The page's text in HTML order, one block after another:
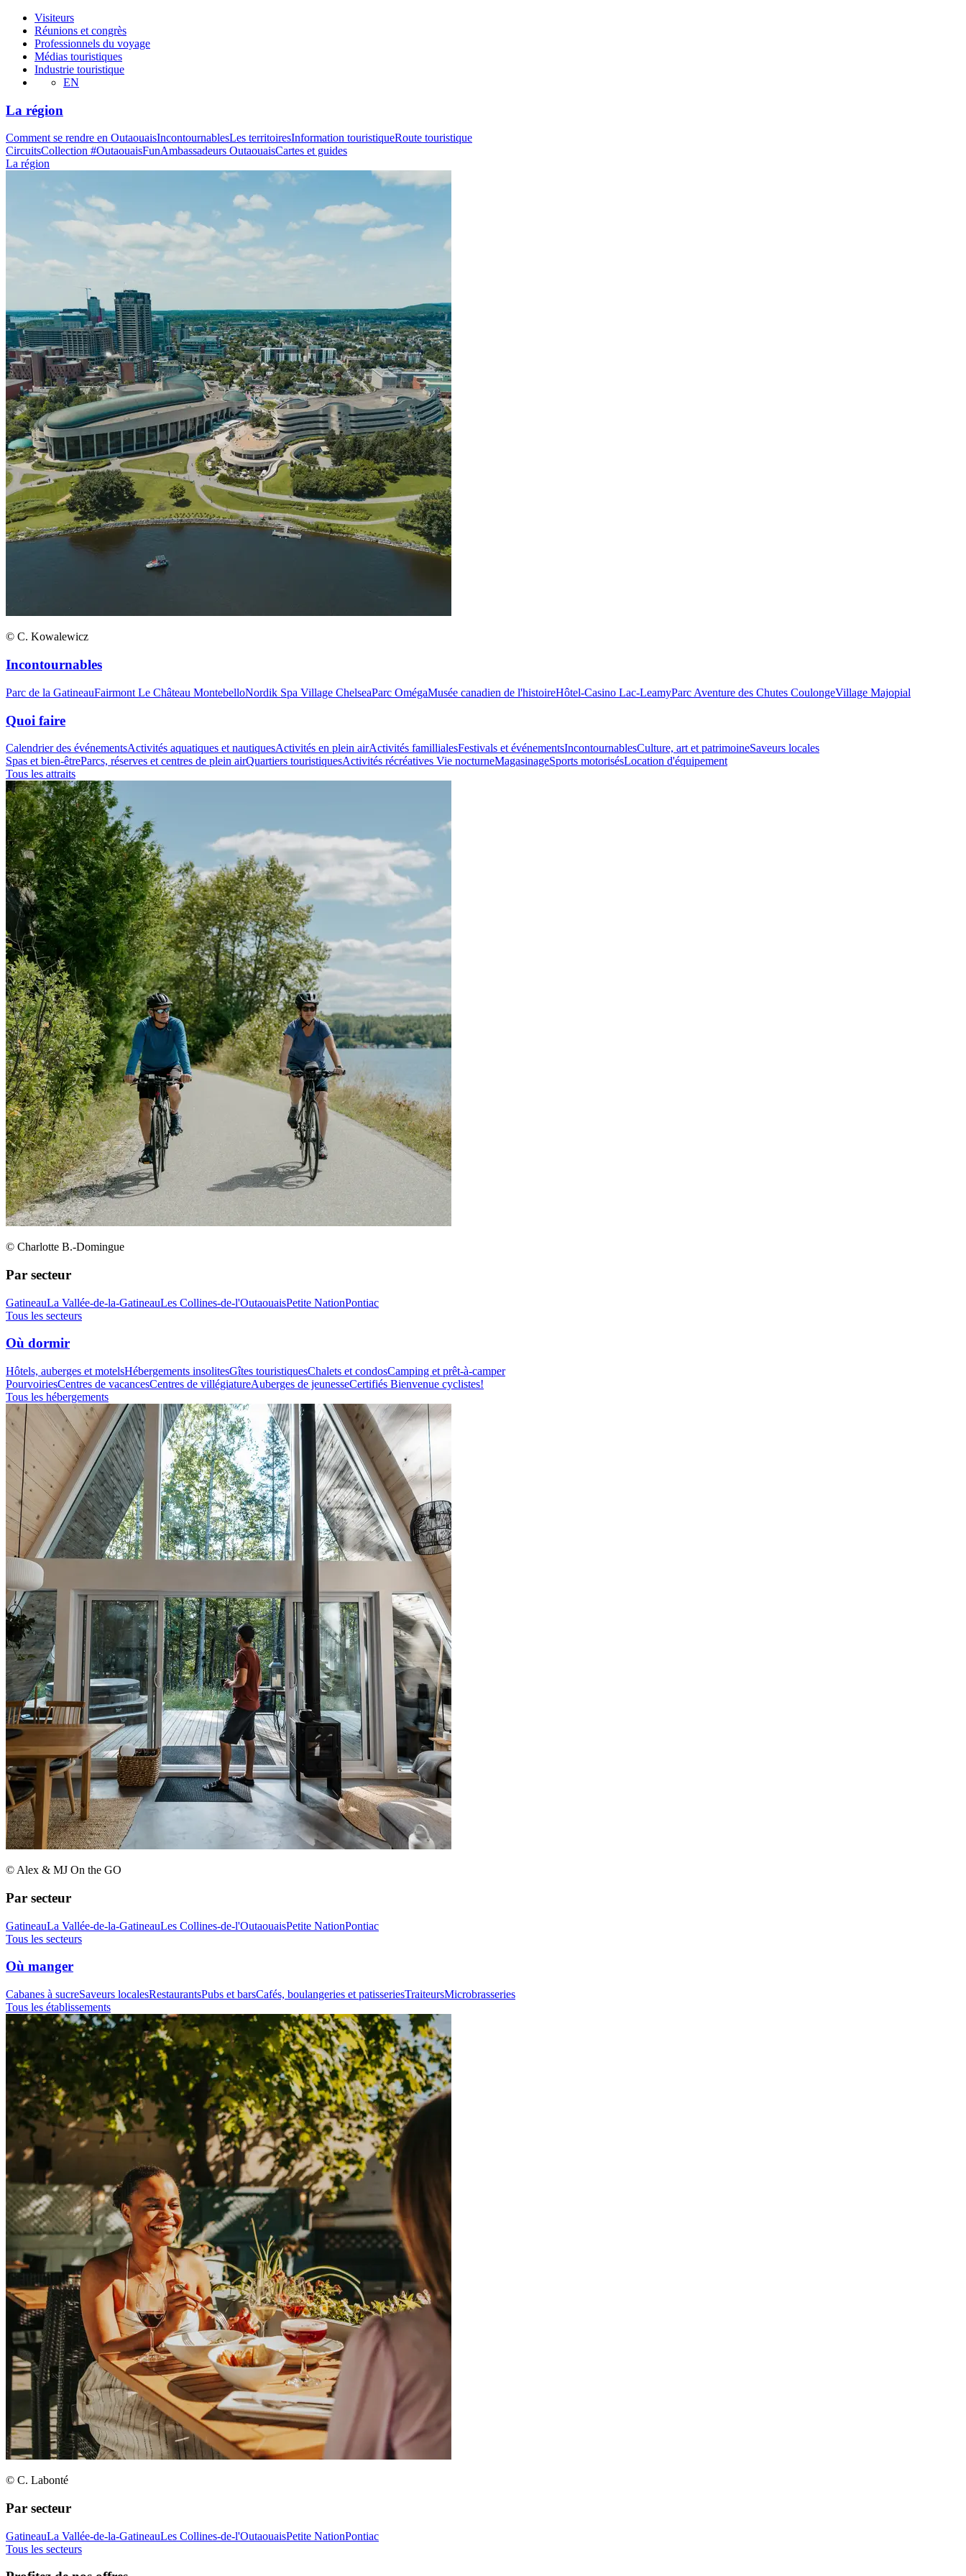
Visiteurs
Réunions et congrès
Professionnels du voyage
Médias touristiques
Industrie touristique
EN
La région
Comment se rendre en OutaouaisIncontournablesLes territoiresInformation touristiqueRoute touristique
CircuitsCollection #OutaouaisFunAmbassadeurs OutaouaisCartes et guides
La région
© C. Kowalewicz
Incontournables
Parc de la GatineauFairmont Le Château MontebelloNordik Spa Village ChelseaParc OmégaMusée canadien de l'histoireHôtel-Casino Lac-LeamyParc Aventure des Chutes CoulongeVillage Majopial
Quoi faire
Calendrier des événementsActivités aquatiques et nautiquesActivités en plein airActivités famillialesFestivals et événementsIncontournablesCulture, art et patrimoineSaveurs locales
Spas et bien-êtreParcs, réserves et centres de plein airQuartiers touristiquesActivités récréatives Vie nocturneMagasinageSports motorisésLocation d'équipement
Tous les attraits
© Charlotte B.-Domingue
Par secteur
GatineauLa Vallée-de-la-GatineauLes Collines-de-l'OutaouaisPetite NationPontiac
Tous les secteurs
Où dormir
Hôtels, auberges et motelsHébergements insolitesGîtes touristiquesChalets et condosCamping et prêt-à-camper
PourvoiriesCentres de vacancesCentres de villégiatureAuberges de jeunesseCertifiés Bienvenue cyclistes!
Tous les hébergements
© Alex & MJ On the GO
Par secteur
GatineauLa Vallée-de-la-GatineauLes Collines-de-l'OutaouaisPetite NationPontiac
Tous les secteurs
Où manger
Cabanes à sucreSaveurs localesRestaurantsPubs et barsCafés, boulangeries et patisseriesTraiteursMicrobrasseries
Tous les établissements
© C. Labonté
Par secteur
GatineauLa Vallée-de-la-GatineauLes Collines-de-l'OutaouaisPetite NationPontiac
Tous les secteurs